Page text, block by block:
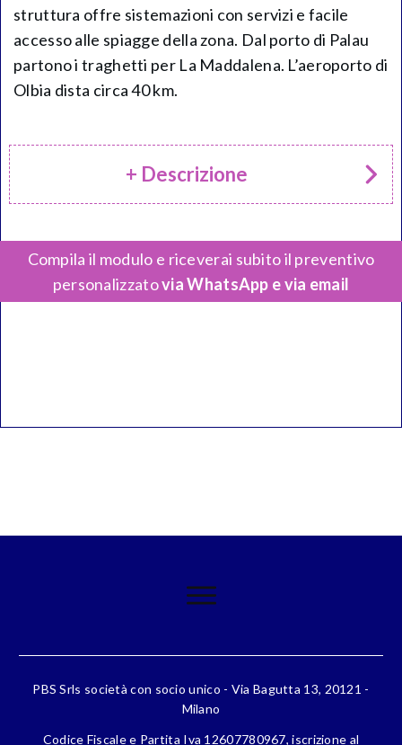
struttura offre sistemazioni con servizi e facile
accesso alle spiagge della zona. Dal porto di Palau
partono i traghetti per La Maddalena. L’aeroporto di
Olbia dista circa 40 km.
+ Descrizione
Compila il modulo e riceverai subito il preventivo
personalizzatovia WhatsApp e via email
PBS Srls società con socio unico - Via Bagutta 13, 20121 -
Milano
Codice Fiscale e Partita Iva 12607780967, iscrizione al